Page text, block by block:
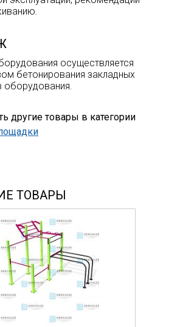
осуществляется
бетонирования закладных
оборудования.
другие товары в категории
ТОВАРЫ